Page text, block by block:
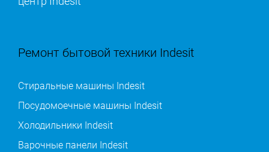
Ремонт бытовой техники Indesit
Стиральные машины Indesit
Посудомоечные машины Indesit
Холодильники Indesit
Варочные панели Indesit